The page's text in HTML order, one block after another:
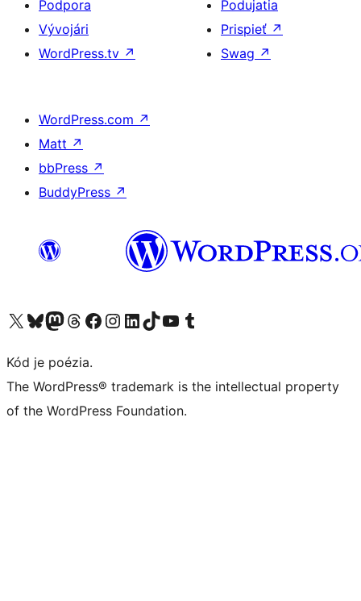
Podpora
Vývojári
WordPress.tv ↗
Podujatia
Prispieť ↗
Swag ↗
WordPress.com ↗
Matt ↗
bbPress ↗
BuddyPress ↗
Navštívte náš účet na X (predtým Twitter)
Navštívte náš účet na platforme Bluesky
Navštívte náš účet na Mastodone
Navštívte náš účet na platforme Threads
Navštívte našu stránku na Facebooku
Navštívte náš účet Instagram
Navštívte náš účet LinkedIn
Navštívte náš účet na platforme TikTok
Navštívte náš kanál YouTube
Navštívte náš účet na platforme Tumblr
Kód je poézia.
The WordPress® trademark is the intellectual property
of the WordPress Foundation.